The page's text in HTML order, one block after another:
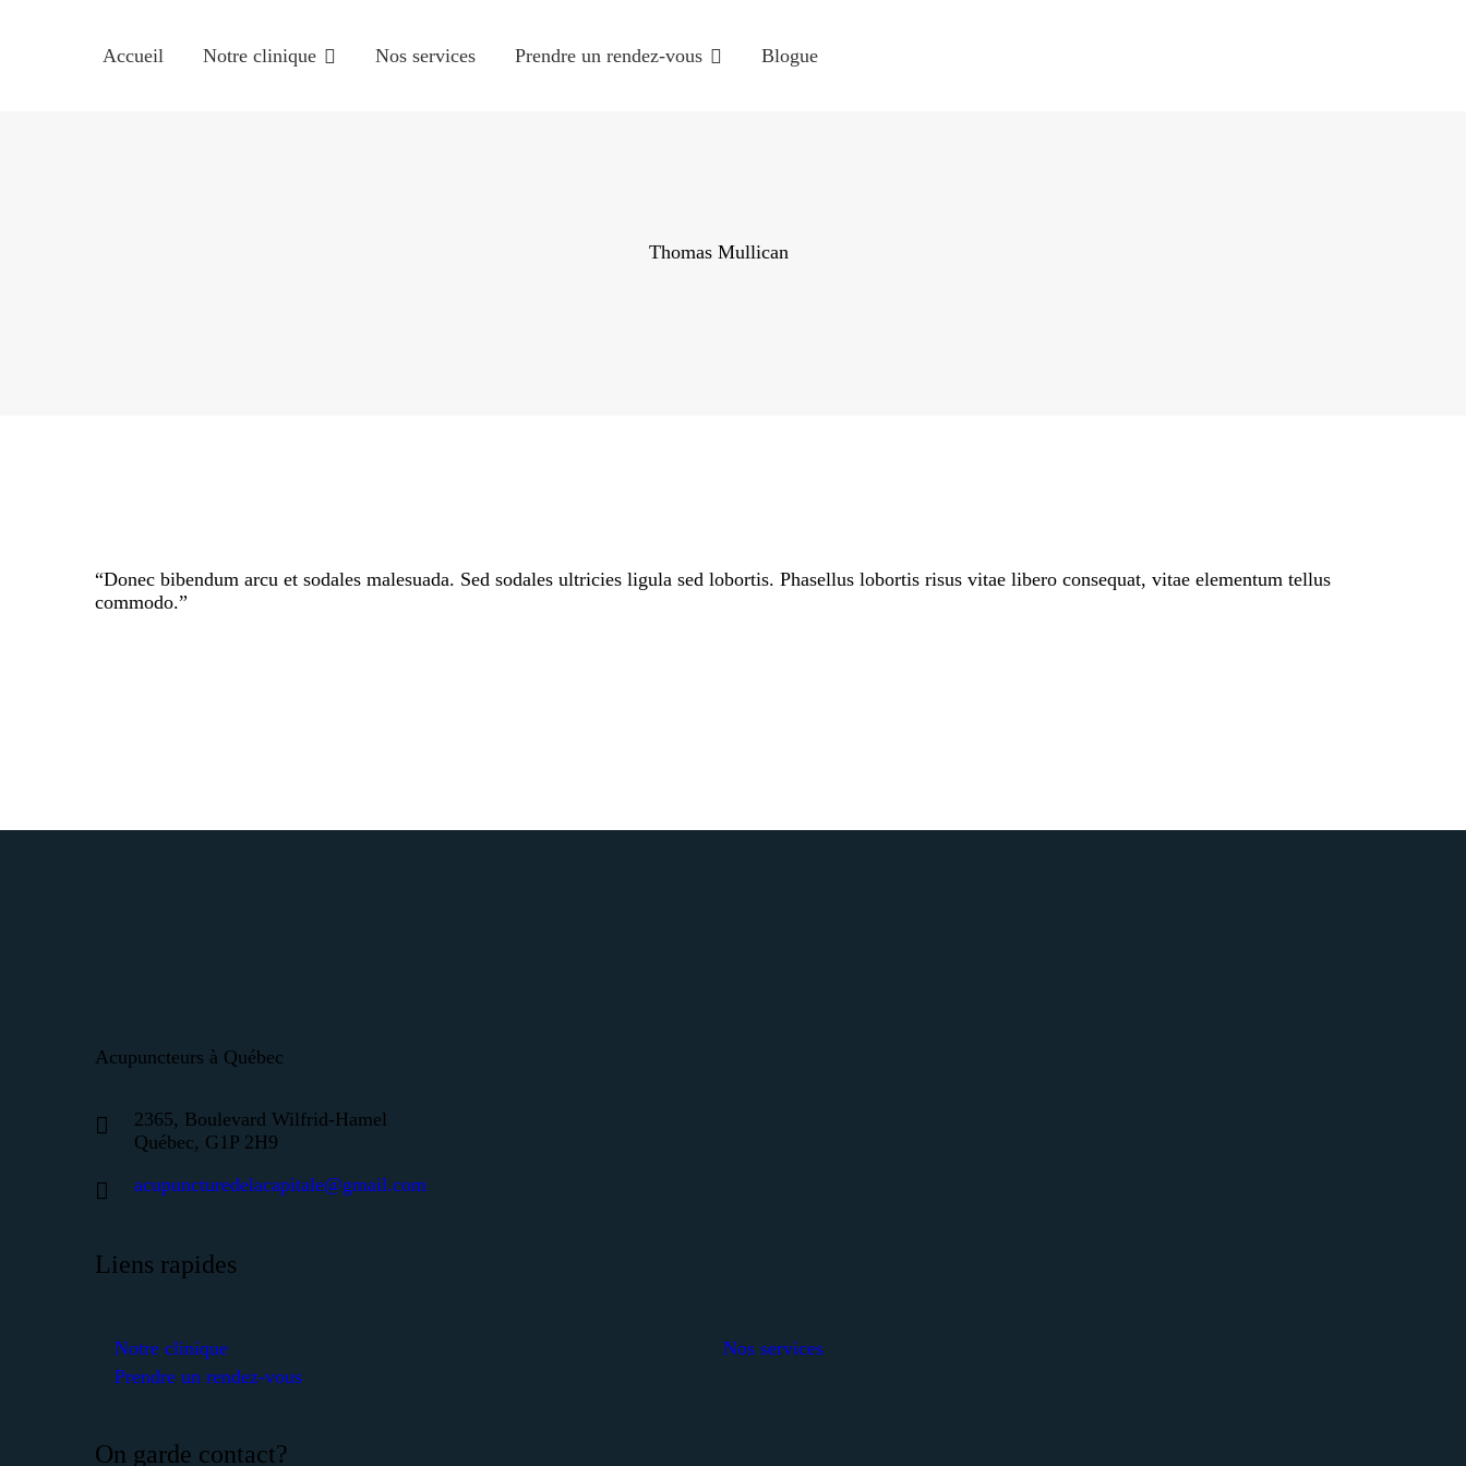
Accueil Notre clinique Nos services Prendre un rendez-vous Blogue
Thomas Mullican
“Donec bibendum arcu et sodales malesuada. Sed sodales ultricies ligula sed lobortis. Phasellus lobortis risus vitae libero consequat, vitae elementum tellus
commodo.”
Acupuncteurs à Québec
2365, Boulevard Wilfrid-Hamel
Québec, G1P 2H9
acupuncturedelacapitale@gmail.com
Liens rapides
Notre clinique
Nos services
Prendre un rendez-vous
On garde contact?